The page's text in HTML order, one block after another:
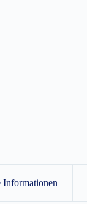
Informationen